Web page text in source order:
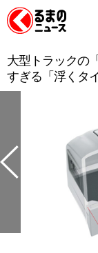
大型トラックの
すぎる「浮くタ